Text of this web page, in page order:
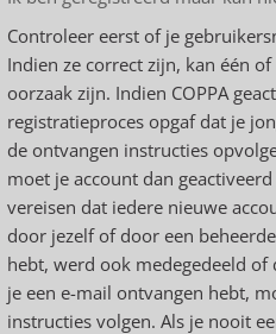
Controleer eerst of je
Indien ze correct zijn, kan één
oorzaak zijn. Indien COPPA
registratieproces opgaf dat je
de ontvangen instructies
moet je account dan
vereisen dat iedere nieuwe
door jezelf of door een
hebt, werd ook medegedeeld
je een e-mail ontvangen hebt,
instructies volgen. Als je nooit